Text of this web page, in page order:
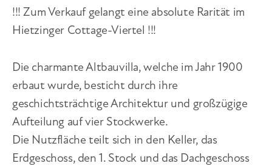
!!! Zum Verkauf gelangt eine absolute Rarität im
Hietzinger Cottage-Viertel !!!
Die charmante Altbauvilla, welche im Jahr 1900
erbaut wurde, besticht durch ihre
geschichtsträchtige Architektur und großzügige
Aufteilung auf vier Stockwerke.
Die Nutzfläche teilt sich in den Keller, das
Erdgeschoss, den 1. Stock und das Dachgeschoss